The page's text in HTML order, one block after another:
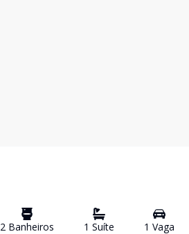
2Banheiros 1 Suíte 1 Vaga